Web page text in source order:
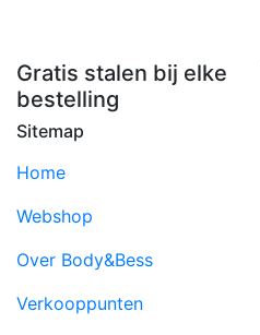
Gratis stalen bij elke
bestelling
Sitemap
Home
Webshop
Over Body&Bess
Verkooppunten